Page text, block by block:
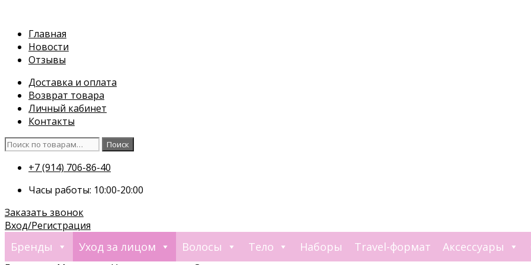
содержимому
Главная
Новости
Отзывы
Доставка и оплата
Возврат товара
Личный кабинет
Контакты
Искать:
Поиск
+7 (914) 706-86-40
Часы работы: 10:00-20:00
Заказать звонок
Вход/Регистрация
Бренды Уход за лицом Волосы Тело Наборы Travel-формат Аксессуары